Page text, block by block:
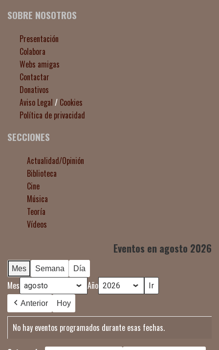
SOBRE NOSOTROS
Presentación
Colabora
Webs amigas
Contactar
Donativos
Aviso Legal / Cookies
Política de privacidad
SECCIONES
Actualidad/Opinión
Biblioteca
Cine
Música
Teoría
Vídeos
Eventos en agosto 2026
Mes Semana Día
Mes Año
Anterior Hoy
No hay eventos programados durante esas fechas.